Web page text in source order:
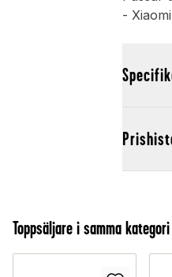
-
Toppsäljare i samma kategori